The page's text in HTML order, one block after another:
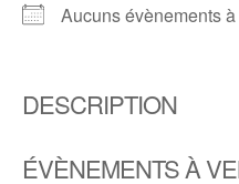
Aucuns évènements
DESCRIPTION
ÉVÈNEMENTS À